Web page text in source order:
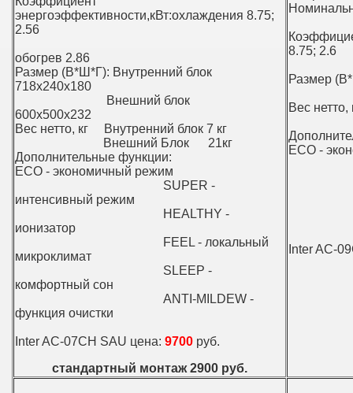
энергоэффективности,кВт:охлаждения 8.75;
2.56
обогрев 2.86
Размер (В*Ш*Г): Внутренний блок
718х240х180
Внешний блок
600х500х232
Вес нетто, кг Внутренний блок 7 кг
Внешний Блок 21кг
Дополнительные функции:
ECO - экономичный режим
SUPER -
интенсивный режим
HEALTHY -
ионизатор
FEEL - локальный
микроклимат
SLEEP -
комфортный сон
ANTI-MILDEW -
функция очистки
Inter AC-07CH SAU цена: 9700 руб.
стандартный монтаж 2900 руб.
8.75; 2.6
Размер
Вес
ECO -
Inter AC-